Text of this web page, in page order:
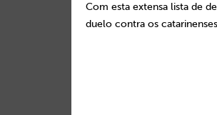
Com esta extensa lista de
duelo contra os